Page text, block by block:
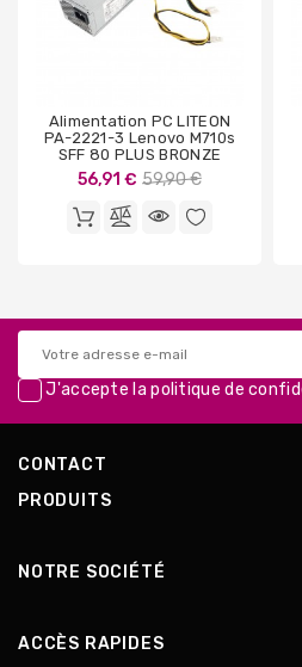
Alimentation PC LITEON
PA-2221-3 Lenovo M710s
SFF 80 PLUS BRONZE
56,91 € Prix
base
59,90 €
J'accepte lapolitique de
CONTACT
PRODUITS
NOTRE SOCIÉTÉ
ACCÈS RAPIDES